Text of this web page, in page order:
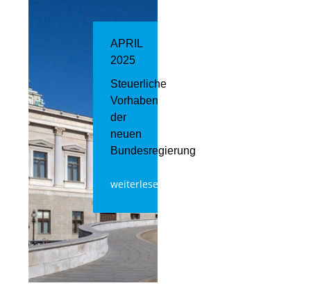
APRIL
2025
Steuerliche
Vorhaben
der
neuen
Bundesregierung
weiterlesen